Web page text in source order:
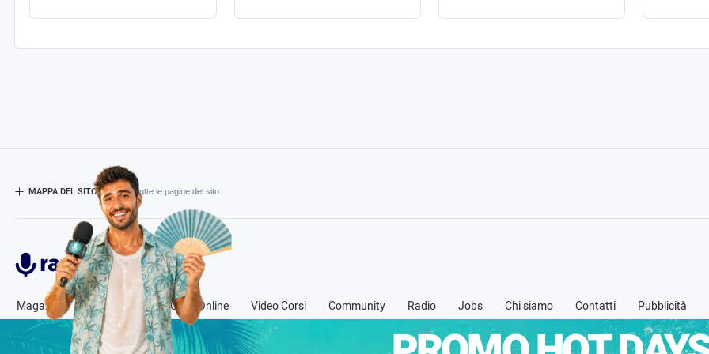
MAPPA DEL SITO- Esplora tutte le pagine del sito
Radiospeaker.it
Magazine Corsi in Aula Corsi Online Video Corsi Community Radio Jobs Chi siamo Contatti Pubblicità
© Copyright 2011-2026 Radio Speaker - P.Iva 13580331000- Tutti i diritti sono riservati - Privacy policy-Cookie policy-Termini & Condizioni (TOS)-Credits